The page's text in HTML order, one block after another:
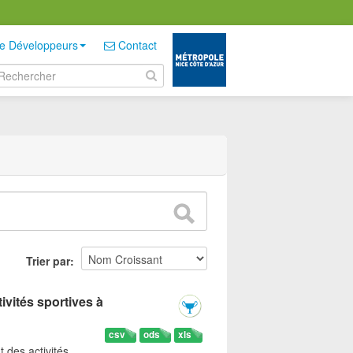
Développeurs Contact
Trier par
sportives à
xls
ods
csv